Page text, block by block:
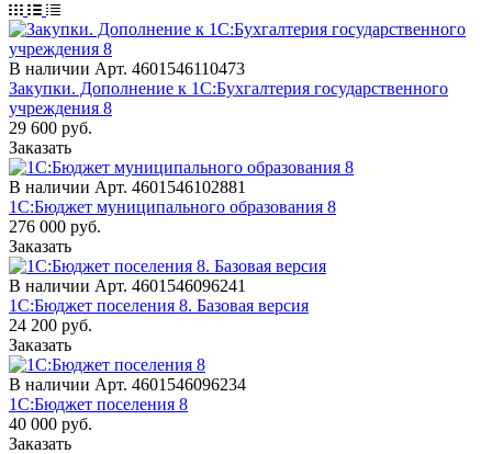
В наличии Арт. 4601546110473
Закупки. Дополнение к 1С:Бухгалтерия государственного
учреждения 8
29 600 руб.
Заказать
В наличии Арт. 4601546102881
1С:Бюджет муниципального образования 8
276 000 руб.
Заказать
В наличии Арт. 4601546096241
1С:Бюджет поселения 8. Базовая версия
24 200 руб.
Заказать
В наличии Арт. 4601546096234
1С:Бюджет поселения 8
40 000 руб.
Заказать